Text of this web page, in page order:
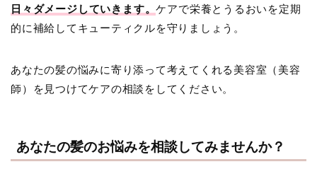
日々ダメージしていきます。ケアで栄養とうるおいを定期
的に補給してキューティクルを守りましょう。
あなたの髪の悩みに寄り添って考えてくれる美容室（美容
師）を見つけてケアの相談をしてください。
あなたの髪のお悩みを相談してみませんか？